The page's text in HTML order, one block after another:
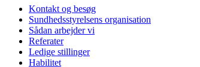
Kontakt og besøg
Sundhedsstyrelsens organisation
Sådan arbejder vi
Referater
Ledige stillinger
Habilitet